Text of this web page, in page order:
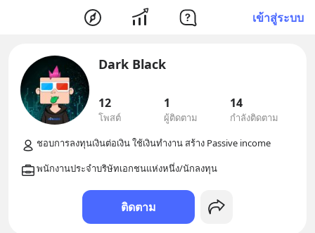
เข้าสู่ระบบ
Dark Black
12
โพสต์
1
ผู้ติดตาม
14
กำลังติดตาม
ติดตาม